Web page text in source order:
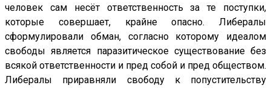
человек сам несёт ответственность за те поступки,
которые совершает, крайне опасно. Либералы
сформулировали обман, согласно которому идеалом
свободы является паразитическое существование без
всякой ответственности и пред собой и пред обществом.
Либералы приравняли свободу к попустительству